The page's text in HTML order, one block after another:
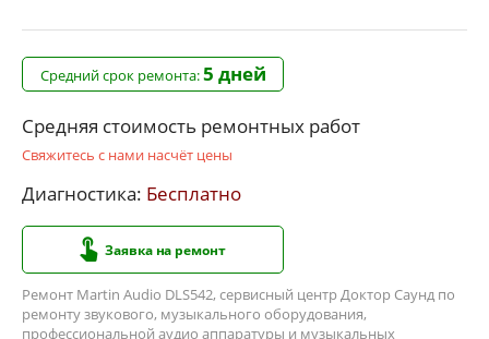
Средний срок ремонта:5 дней
Средняя стоимость ремонтных работ
Свяжитесь с нами насчёт цены
Диагностика: Бесплатно
Заявка на ремонт
Ремонт Martin Audio DLS542, сервисный центр Доктор Саунд по
ремонту звукового, музыкального оборудования,
профессиональной аудио аппаратуры и музыкальных